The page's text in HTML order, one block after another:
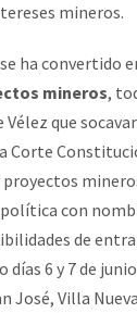
mineros.
ha convertido
mineros,
que
Corte
con
de
6 y 7 de
José, Villa